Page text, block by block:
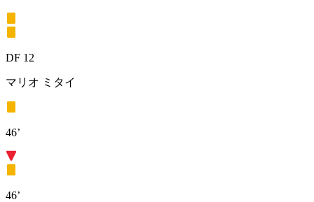
DF 12
マリオ ミタイ
46’
46’